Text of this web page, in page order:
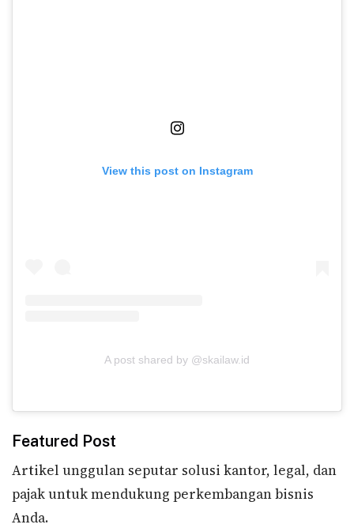
View this post on Instagram
A post shared by @skailaw.id
Featured Post
Artikel unggulan seputar solusi kantor, legal, dan
pajak untuk mendukung perkembangan bisnis
Anda.